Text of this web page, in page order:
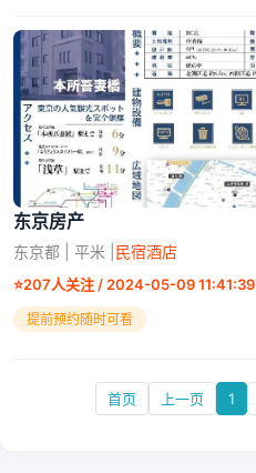
东京房产
东京都 | 平米 | 民宿酒店
⭐207人关注 / 2024-05-09 11:41:39
提前预约随时可看
首页 上一页 1